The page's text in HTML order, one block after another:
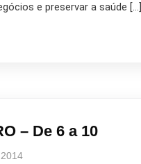
e preservar a saúde […]
– De 6 a 10